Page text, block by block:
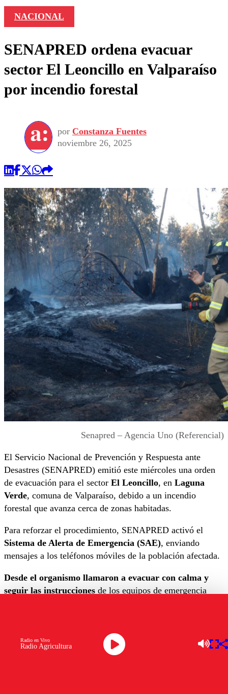
NACIONAL
SENAPRED ordena evacuar
sector El Leoncillo en Valparaíso
por incendio forestal
por Constanza Fuentes
noviembre 26, 2025
Senapred – Agencia Uno (Referencial)
El Servicio Nacional de Prevención y Respuesta ante
Desastres (SENAPRED) emitió este miércoles una orden
de evacuación para el sector El Leoncillo, en Laguna
Verde, comuna de Valparaíso, debido a un incendio
forestal que avanza cerca de zonas habitadas.
Para reforzar el procedimiento, SENAPRED activó el
Sistema de Alerta de Emergencia (SAE), enviando
mensajes a los teléfonos móviles de la población afectada.
Desde el organismo llamaron a evacuar con calma y
seguir las instrucciones de los equipos de emergencia
trabajan en el combate del fuego mientras se monitorea su
avance para determinar nuevos cursos de acción.
Radio Agricultura
Radio en Vivo